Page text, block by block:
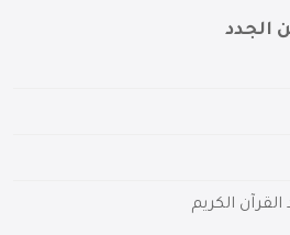
الجدد
الكريم